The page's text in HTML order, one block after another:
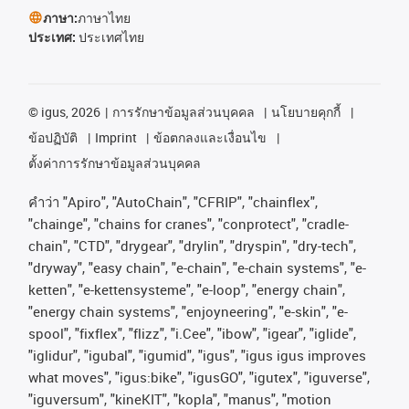
ภาษา:ภาษาไทย
ประเทศ: ประเทศไทย
© igus, 2026 การรักษาข้อมูลส่วนบุคคล
นโยบายคุกกี้
ข้อปฏิบัติ
Imprint
ข้อตกลงและเงื่อนไข
ตั้งค่าการรักษาข้อมูลส่วนบุคคล
คําว่า "Apiro", "AutoChain", "CFRIP", "chainflex",
"chainge", "chains for cranes", "conprotect", "cradle-
chain", "CTD", "drygear", "drylin", "dryspin", "dry-tech",
"dryway", "easy chain", "e-chain", "e-chain systems", "e-
ketten", "e-kettensysteme", "e-loop", "energy chain",
"energy chain systems", "enjoyneering", "e-skin", "e-
spool", "fixflex", "flizz", "i.Cee", "ibow", "igear", "iglide",
"iglidur", "igubal", "igumid", "igus", "igus igus improves
what moves", "igus:bike", "igusGO", "igutex", "iguverse",
"iguversum", "kineKIT", "kopla", "manus", "motion